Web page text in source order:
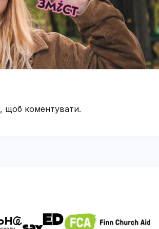
, щоб коментувати.